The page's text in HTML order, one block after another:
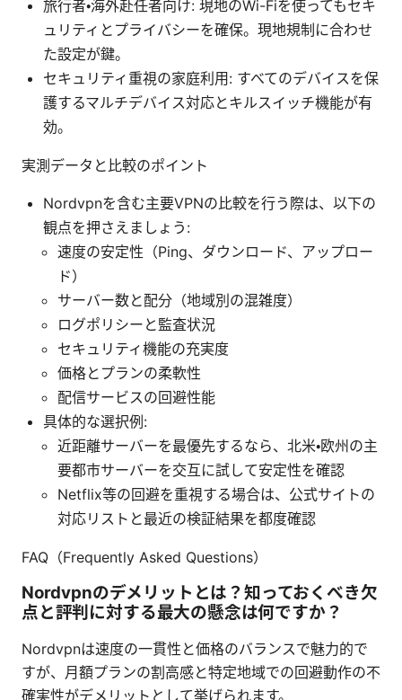
旅行者・海外赴任者向け: 現地のWi-Fiを使ってもセキ
ュリティとプライバシーを確保。現地規制に合わせ
た設定が鍵。
セキュリティ重視の家庭利用: すべてのデバイスを保
護するマルチデバイス対応とキルスイッチ機能が有
効。
実測データと比較のポイント
Nordvpnを含む主要VPNの比較を行う際は、以下の
観点を押さえましょう:
速度の安定性（Ping、ダウンロード、アップロー
ド）
サーバー数と配分（地域別の混雑度）
ログポリシーと監査状況
セキュリティ機能の充実度
価格とプランの柔軟性
配信サービスの回避性能
具体的な選択例:
近距離サーバーを最優先するなら、北米・欧州の主
要都市サーバーを交互に試して安定性を確認
Netflix等の回避を重視する場合は、公式サイトの
対応リストと最近の検証結果を都度確認
FAQ（Frequently Asked Questions）
Nordvpnのデメリットとは？知っておくべき欠
点と評判に対する最大の懸念は何ですか？
Nordvpnは速度の一貫性と価格のバランスで魅力的で
すが、月額プランの割高感と特定地域での回避動作の不
確実性がデメリットとして挙げられます。